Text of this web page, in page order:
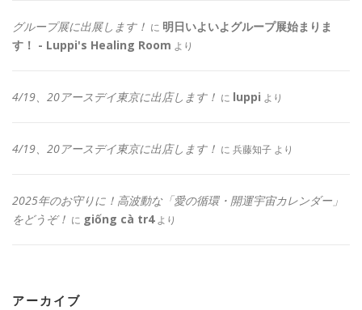
グループ展に出展します！ に 明日いよいよグループ展始まりま
す！ - Luppi's Healing Room より
4/19、20アースデイ東京に出店します！ に luppi より
4/19、20アースデイ東京に出店します！ に 兵藤知子 より
2025年のお守りに！高波動な「愛の循環・開運宇宙カレンダー」
をどうぞ！ に giống cà tr4より
アーカイブ